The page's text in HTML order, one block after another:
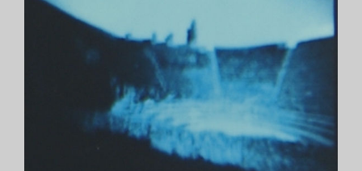
komora) je unikátní v tom, že každý autor si může
vytvořit tu svou. Ani obrázky z ní vzešlé nejsou
jednoznačné a opakovatelné, mají svoji specifickou
atmosféru a při klasickém vyvolávání v temné
komoře se objeví i něco překvapivého. Je to jiný
fotografický svět, umožňuje jiný přístup k tvorbě.
Na záběr je jeden pokus a potom je potřeba někde,
ve tmě bednu znovu nabít čerstvým fotografickým
papírem. Je to snad pracné, zdánlivě složité, ale